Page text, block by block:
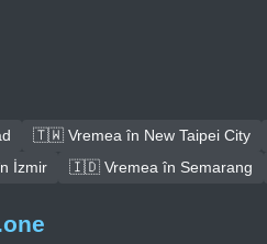
🇹🇼 Vremea în New Taipei City
İzmir
🇮🇩 Vremea în Semarang